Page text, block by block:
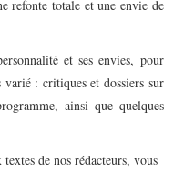
refonte totale et une envie de
et ses envies, pour
: critiques et dossiers sur
ainsi que quelques
de nos rédacteurs, vous